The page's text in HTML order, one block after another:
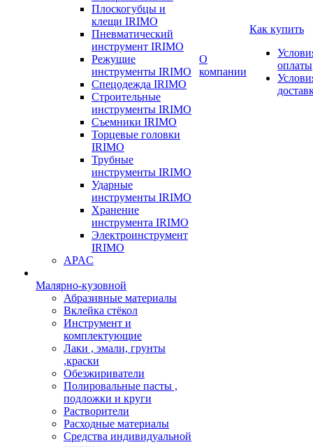
Плоскогубцы и
клещи IRIMO
Пневматический
инструмент IRIMO
Режущие
инструменты IRIMO
Спецодежда IRIMO
Строительные
инструменты IRIMO
Съемники IRIMO
Торцевые головки
IRIMO
Трубные
инструменты IRIMO
Ударные
инструменты IRIMO
Хранение
инструмента IRIMO
Электроинструмент
IRIMO
APAC
Малярно-кузовной
Абразивные материалы
Вклейка стёкол
Инструмент и
комплектующие
Лаки , эмали, грунты
,краски
Обезжириватели
Полировальные пасты ,
подложки и круги
Растворители
Расходные материалы
Средства индивидуальной
О
компании
Как купить
оплаты